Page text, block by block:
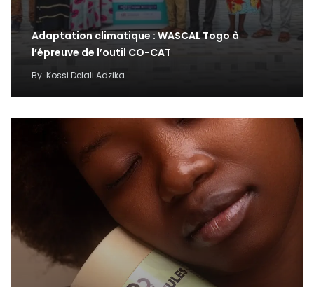
Adaptation climatique : WASCAL Togo à
l’épreuve de l’outil CO-CAT
By Kossi Delali Adzika